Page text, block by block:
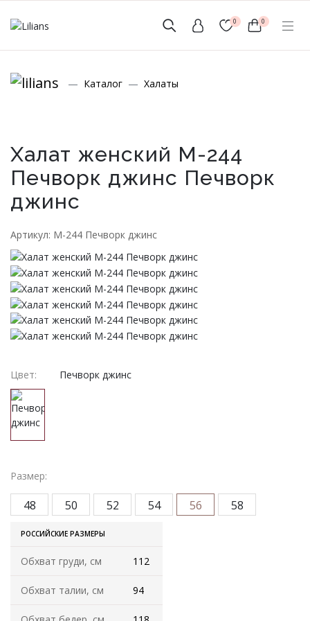
0 0
+7 (999) 156-56-43
Новинки
Мужской Ассортимент
Детcкий трикотаж
Женская одежда
Домашняя одежда
Женские спортивные костюмы
Комплекты женские повседневные
Куртка женская на молнии
Футболки и блузки
Каталог Халаты
Халат женский М-244
Печворк джинс Печворк
джинс
Артикул: М-244 Печворк джинс
Цвет: Печворк джинс
Размер:
48 50 52 54 56
РОССИЙСКИЕ РАЗМЕРЫ
Обхват груди, см 112
Обхват талии, см 94
58